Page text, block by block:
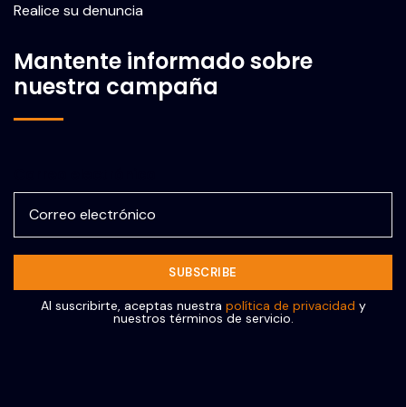
Realice su denuncia
Mantente informado sobre
nuestra campaña
Al suscribirte, aceptas nuestra política de privacidad y
nuestros términos de servicio.